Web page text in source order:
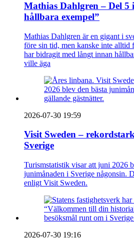
Mathias Dahlgren – Del 5
hållbara exempel”
Mathias Dahlgren är en gigant i
före sin tid, men kanske inte alltid
har bidragit med långt innan
ville äga
2026-07-30 19:59
Visit Sweden –
Sverige
Turismstatistik visar att juni 2026
junimånaden i Sverige någonsin.
enligt Visit Sweden.
2026-07-30 19:16